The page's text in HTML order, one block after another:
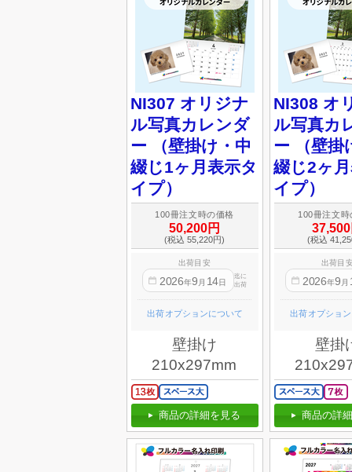
NI307 オリジナ
ル写真カレンダ
ー （壁掛け・中
綴じ1ヶ月表示タ
イプ）
100冊注文時の価格
50,200円
(税込 55,220円)
出荷目安
2026年9 月 14日
迄に
出荷
出荷オプションについて
壁掛け
210x297mm
商品の詳細を見る
NI308 オ
ル写真カ
ー （壁掛
綴じ2ヶ
イプ）
100冊注文時
(税込
出荷目
2026年9 月
出荷オプショ
壁掛
商品の詳